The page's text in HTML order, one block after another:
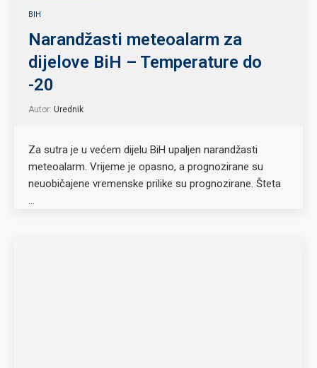
BIH
Narandžasti meteoalarm za
dijelove BiH – Temperature do
-20
Autor: Urednik
Za sutra je u većem dijelu BiH upaljen narandžasti
meteoalarm. Vrijeme je opasno, a prognozirane su
neuobičajene vremenske prilike su prognozirane. Šteta
…